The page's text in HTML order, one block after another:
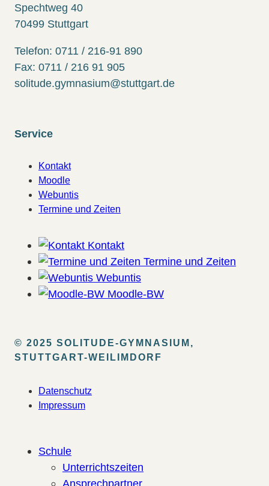
Spechtweg 40
70499 Stuttgart
Telefon: 0711 / 216-91 890
Fax: 0711 / 216 91 905
solitude.gymnasium@stuttgart.de
Service
Kontakt
Moodle
Webuntis
Termine und Zeiten
Kontakt
Termine und Zeiten
Webuntis
Moodle-BW
© 2025 SOLITUDE-GYMNASIUM,
STUTTGART-WEILIMDORF
Datenschutz
Impressum
Schule
Unterrichtszeiten
Ansprechpartner